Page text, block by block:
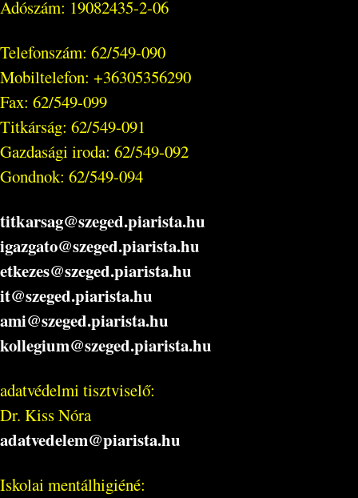
Adószám: 19082435-2-06
Telefonszám: 62/549-090
Mobiltelefon: +36305356290
Fax: 62/549-099
Titkárság: 62/549-091
Gazdasági iroda: 62/549-092
Gondnok: 62/549-094
titkarsag@szeged.piarista.hu
igazgato@szeged.piarista.hu
etkezes@szeged.piarista.hu
it@szeged.piarista.hu
ami@szeged.piarista.hu
kollegium@szeged.piarista.hu
adatvédelmi tisztviselő:
Dr. Kiss Nóra
adatvedelem@piarista.hu
Iskolai mentálhigiéné: